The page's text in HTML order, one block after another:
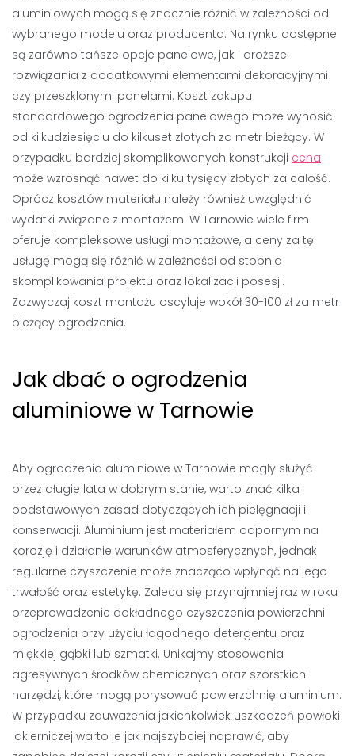
aluminiowych mogą się znacznie różnić w zależności od
wybranego modelu oraz producenta. Na rynku dostępne
są zarówno tańsze opcje panelowe, jak i droższe
rozwiązania z dodatkowymi elementami dekoracyjnymi
czy przeszklonymi panelami. Koszt zakupu
standardowego ogrodzenia panelowego może wynosić
od kilkudziesięciu do kilkuset złotych za metr bieżący. W
przypadku bardziej skomplikowanych konstrukcji cena
może wzrosnąć nawet do kilku tysięcy złotych za całość.
Oprócz kosztów materiału należy również uwzględnić
wydatki związane z montażem. W Tarnowie wiele firm
oferuje kompleksowe usługi montażowe, a ceny za tę
usługę mogą się różnić w zależności od stopnia
skomplikowania projektu oraz lokalizacji posesji.
Zazwyczaj koszt montażu oscyluje wokół 30-100 zł za metr
bieżący ogrodzenia.
Jak dbać o ogrodzenia
aluminiowe w Tarnowie
Aby ogrodzenia aluminiowe w Tarnowie mogły służyć
przez długie lata w dobrym stanie, warto znać kilka
podstawowych zasad dotyczących ich pielęgnacji i
konserwacji. Aluminium jest materiałem odpornym na
korozję i działanie warunków atmosferycznych, jednak
regularne czyszczenie może znacząco wpłynąć na jego
trwałość oraz estetykę. Zaleca się przynajmniej raz w roku
przeprowadzenie dokładnego czyszczenia powierzchni
ogrodzenia przy użyciu łagodnego detergentu oraz
miękkiej gąbki lub szmatki. Unikajmy stosowania
agresywnych środków chemicznych oraz szorstkich
narzędzi, które mogą porysować powierzchnię aluminium.
W przypadku zauważenia jakichkolwiek uszkodzeń powłoki
lakierniczej warto je jak najszybciej naprawić, aby